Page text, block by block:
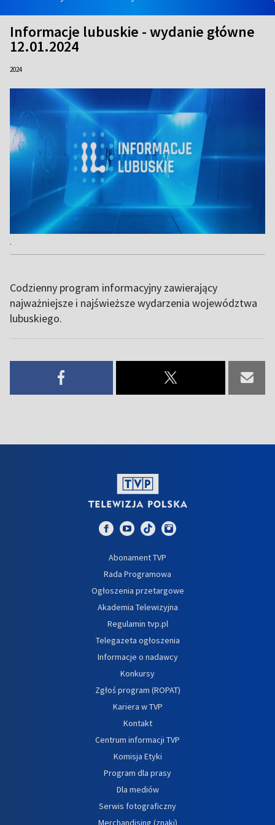
Informacje lubuskie - wydanie główne
12.01.2024
2024
.
Codzienny program informacyjny zawierający
najważniejsze i najświeższe wydarzenia województwa
lubuskiego.
Abonament TVP
Rada Programowa
Ogłoszenia przetargowe
Akademia Telewizyjna
Regulamin tvp.pl
Telegazeta ogłoszenia
Informacje o nadawcy
Konkursy
Zgłoś program (ROPAT)
Kariera w TVP
Kontakt
Centrum informacji TVP
Komisja Etyki
Program dla prasy
Dla mediów
Serwis fotograficzny
Merchandising (znaki)